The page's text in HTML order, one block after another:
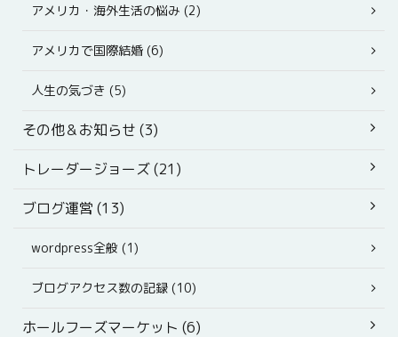
アメリカ・海外生活の悩み (2)
アメリカで国際結婚 (6)
人生の気づき (5)
その他＆お知らせ (3)
トレーダージョーズ (21)
ブログ運営 (13)
wordpress全般 (1)
ブログアクセス数の記録 (10)
ホールフーズマーケット (6)